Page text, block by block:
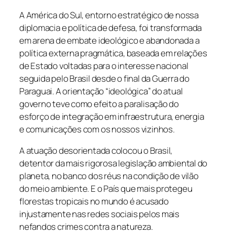
A América do Sul, entorno estratégico de nossa
diplomacia e política de defesa, foi transformada
em arena de embate ideológico e abandonada a
política externa pragmática, baseada em relações
de Estado voltadas para o interesse nacional
seguida pelo Brasil desde o final da Guerra do
Paraguai. A orientação “ideológica” do atual
governo teve como efeito a paralisação do
esforço de integração em infraestrutura, energia
e comunicações com os nossos vizinhos.
A atuação desorientada colocou o Brasil,
detentor da mais rigorosa legislação ambiental do
planeta, no banco dos réus na condição de vilão
do meio ambiente. E o País que mais protegeu
florestas tropicais no mundo é acusado
injustamente nas redes sociais pelos mais
nefandos crimes contra a natureza.